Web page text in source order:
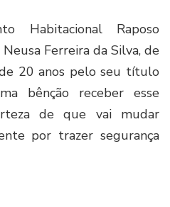
Habitacional Raposo
Ferreira da Silva, de
20 anos pelo seu título
bênção receber esse
de que vai mudar
por trazer segurança